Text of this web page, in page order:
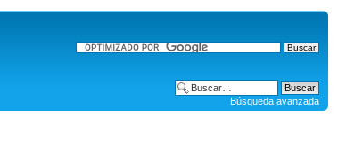
Búsqueda avanzada